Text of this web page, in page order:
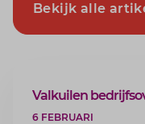
Bekijk alle
ARTIKEL
Valkuilen
6 FEBRUARI